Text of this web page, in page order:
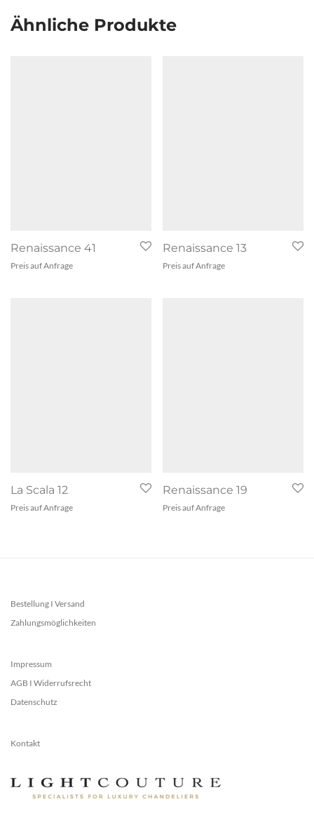
Ähnliche Produkte
Renaissance 41
Preis auf Anfrage
Renaissance 13
Preis auf Anfrage
La Scala 12
Preis auf Anfrage
Renaissance 19
Preis auf Anfrage
Bestellung I Versand
Zahlungsmöglichkeiten
Impressum
AGB I Widerrufsrecht
Datenschutz
Kontakt